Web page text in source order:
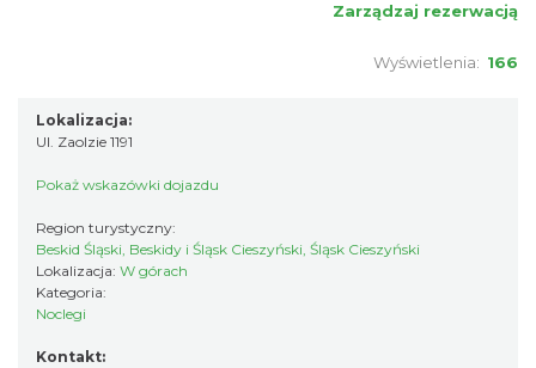
Zarządzaj rezerwacją
Wyświetlenia: 166
Lokalizacja:
Ul. Zaolzie 1191
Pokaż wskazówki dojazdu
Region turystyczny:
Beskid Śląski, Beskidy i Śląsk Cieszyński, Śląsk Cieszyński
Lokalizacja: W górach
Kategoria:
Noclegi
Kontakt: